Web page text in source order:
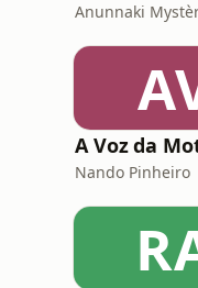
Anunnaki
A Voz da
Nando Pinheiro